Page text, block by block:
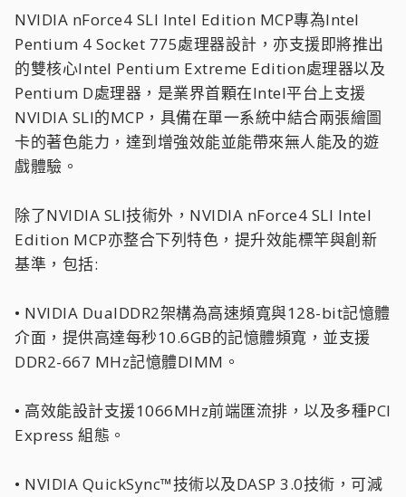
NVIDIA nForce4 SLI Intel Edition MCP專為Intel
Pentium 4 Socket 775處理器設計，亦支援即將推出
的雙核心Intel Pentium Extreme Edition處理器以及
Pentium D處理器，是業界首顆在Intel平台上支援
NVIDIA SLI的MCP，具備在單一系統中結合兩張繪圖
卡的著色能力，達到增強效能並能帶來無人能及的遊
戲體驗。
除了NVIDIA SLI技術外，NVIDIA nForce4 SLI Intel
Edition MCP亦整合下列特色，提升效能標竿與創新
基準，包括:
• NVIDIA DualDDR2架構為高速頻寬與128-bit記憶體
介面，提供高達每秒10.6GB的記憶體頻寬，並支援
DDR2-667 MHz記憶體DIMM。
• 高效能設計支援1066MHz前端匯流排，以及多種PCI
Express 組態。
• NVIDIA QuickSync™技術以及DASP 3.0技術，可減